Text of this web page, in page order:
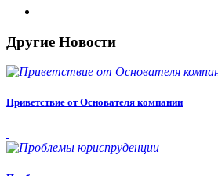
Другие Новости
Приветствие от Основателя компании